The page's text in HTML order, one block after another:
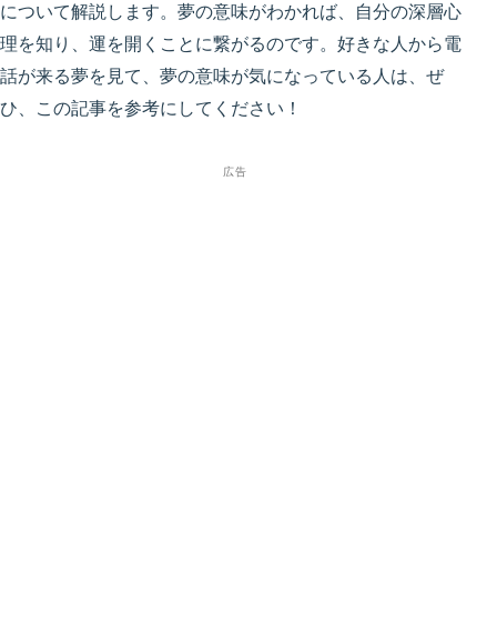
について解説します。夢の意味がわかれば、自分の深層心
理を知り、運を開くことに繋がるのです。好きな人から電
話が来る夢を見て、夢の意味が気になっている人は、ぜ
ひ、この記事を参考にしてください！
広告